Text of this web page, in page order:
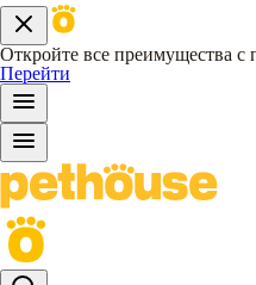
Откройте все преимущества с
Перейти